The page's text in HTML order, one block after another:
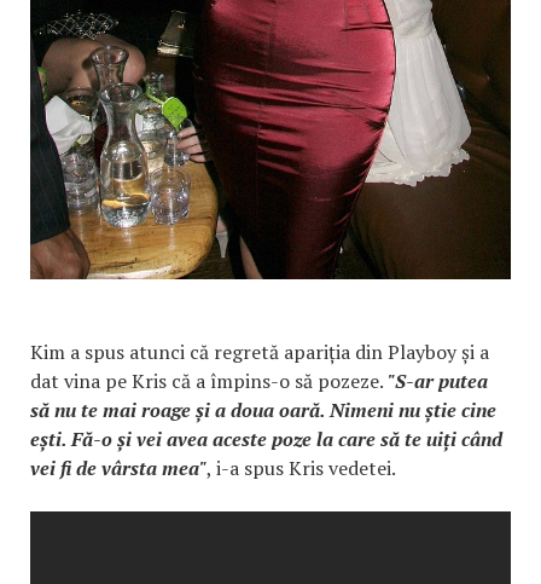
Kim a spus atunci că regretă apariția din Playboy și a
dat vina pe Kris că a împins-o să pozeze. "S-ar putea
să nu te mai roage și a doua oară. Nimeni nu știe cine
ești. Fă-o și vei avea aceste poze la care să te uiți când
vei fi de vârsta mea", i-a spus Kris vedetei.